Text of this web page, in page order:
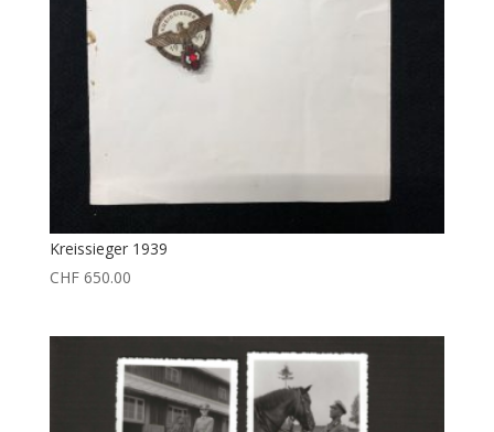
Kreissieger 1939
CHF650.00